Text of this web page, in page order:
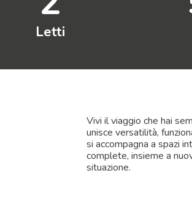
Letti
Vivi il viaggio che hai
unisce versatilità,
si accompagna a spazi
complete, insieme a
situazione.